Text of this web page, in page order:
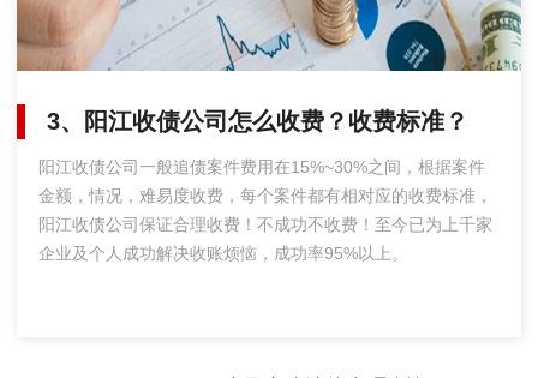
3、阳江收债公司怎么收费？收费标准？
阳江收债公司一般追债案件费用在15%~30%之间，根据案件
金额，情况，难易度收费，每个案件都有相对应的收费标准，
阳江收债公司保证合理收费！不成功不收费！至今已为上千家
企业及个人成功解决收账烦恼，成功率95%以上。